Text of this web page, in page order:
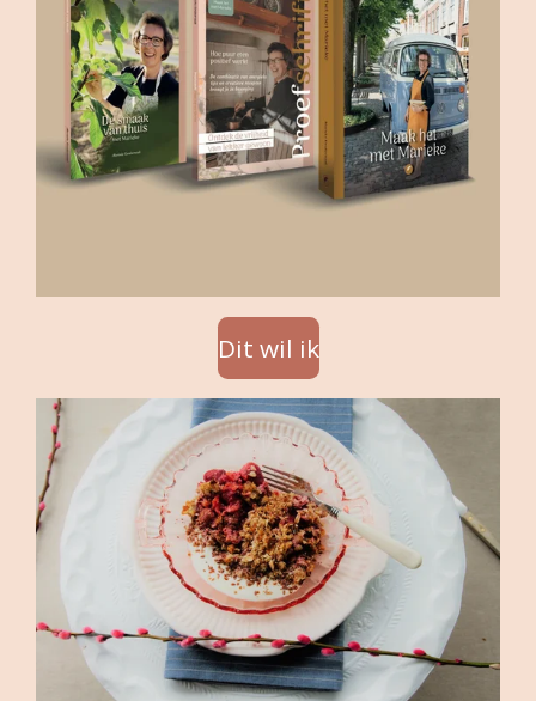
Dit wil ik